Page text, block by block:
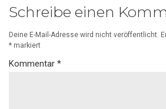
Schreibe einen
Deine E-Mail-Adresse wird nicht veröffentlicht.
* markiert
Kommentar *